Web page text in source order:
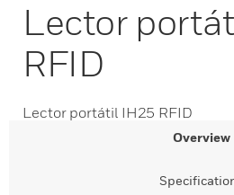
Lector
RFID
Lector portátil IH25 RFID
Overview